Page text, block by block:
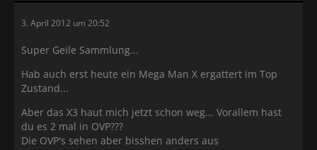
3. April 2012 um 20:52
Super Geile Sammlung...
Hab auch erst heute ein Mega Man X ergattert im Top
Zustand...
Aber das X3 haut mich jetzt schon weg... Vorallem hast
du es 2 mal in OVP???
Die OVP's sehen aber bisshen anders aus